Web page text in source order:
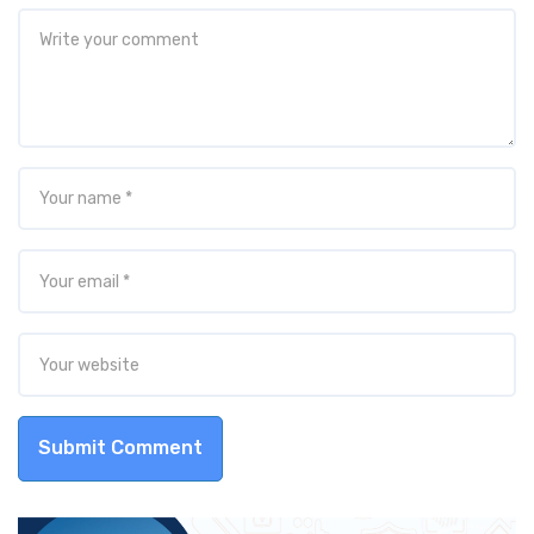
Submit Comment